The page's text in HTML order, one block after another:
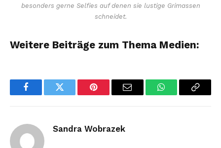
besonders gerne Selfies auf denen sie lustige Grimassen
schneidet.
Weitere Beiträge zum Thema Medien:
FacebookTwitter Pinterest Email WhatsAppCopy
Sandra Wobrazek